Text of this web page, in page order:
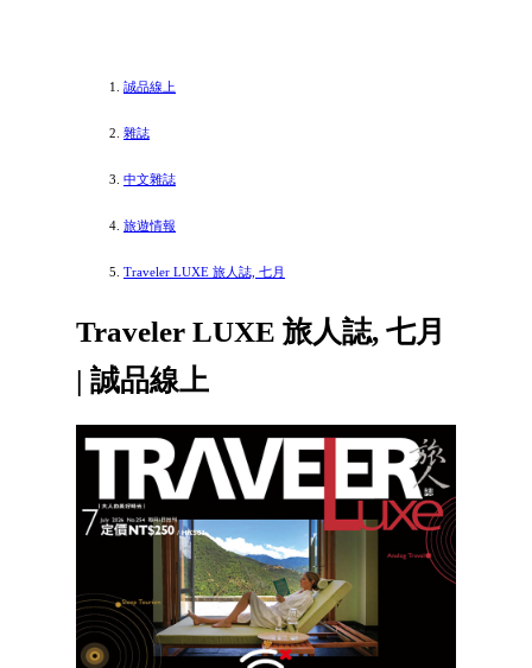
誠品線上
雜誌
中文雜誌
旅遊情報
Traveler LUXE 旅人誌, 七月
Traveler LUXE 旅人誌, 七月
| 誠品線上